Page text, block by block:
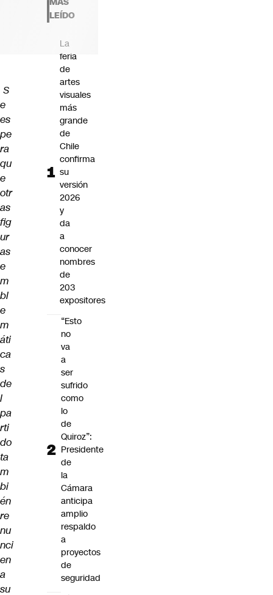
S
e
es
pe
ra
qu
e
otr
as
fig
ur
as
e
m
bl
e
m
áti
ca
s
de
l
pa
rti
do
ta
m
bi
én
re
nu
nci
en
a
su
LEÍDO
La
feria
de
artes
visuales
más
grande
de
Chile
confirma
su
versión
2026
y
da
a
conocer
nombres
de
203
expositores
“Esto
no
va
a
ser
sufrido
como
lo
de
Quiroz”:
Presidente
de
la
Cámara
anticipa
amplio
respaldo
a
proyectos
de
seguridad